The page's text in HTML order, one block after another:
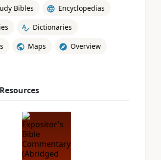
Bibles Encyclopedias
Dictionaries
Maps Overview